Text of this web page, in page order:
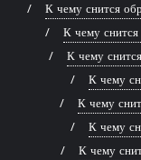
К чему снится
К чему снится
К чему
К чему
К чему
К чему
К чему